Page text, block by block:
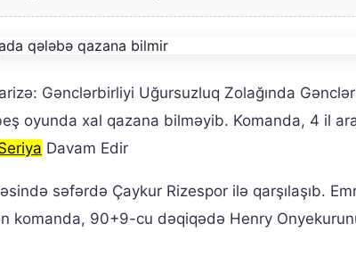
Gənclərbirliyi Uğursuzluq Zolağında
oyunda xal qazana bilməyib. Komanda, 4 il
Davam Edir
səfərdə Çaykur Rizespor ilə qarşılaşıb.
komanda, 90+9-cu dəqiqədə Henry